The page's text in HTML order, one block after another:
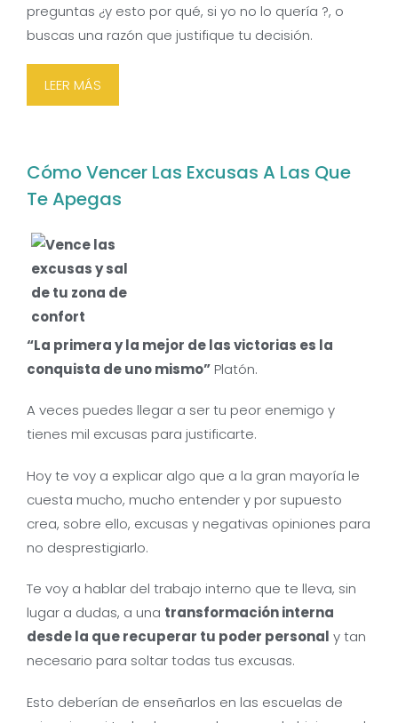
preguntas ¿y esto por qué, si yo no lo quería ?, o
buscas una razón que justifique tu decisión.
LEER MÁS
Cómo Vencer Las Excusas A Las Que
Te Apegas
“La primera y la mejor de las victorias es la
conquista de uno mismo” Platón.
A veces puedes llegar a ser tu peor enemigo y
tienes mil excusas para justificarte.
Hoy te voy a explicar algo que a la gran mayoría le
cuesta mucho, mucho entender y por supuesto
crea, sobre ello, excusas y negativas opiniones para
no desprestigiarlo.
Te voy a hablar del trabajo interno que te lleva, sin
lugar a dudas, a una transformación interna
desde la que recuperar tu poder personal y tan
necesario para soltar todas tus excusas.
Esto deberían de enseñarlos en las escuelas de